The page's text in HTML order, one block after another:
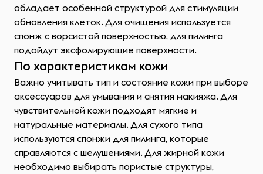
обладает особенной структурой для стимуляции
обновления клеток. Для очищения используется
спонж с ворсистой поверхностью, для пилинга
подойдут эксфолирующие поверхности.
По характеристикам кожи
Важно учитывать тип и состояние кожи при выборе
аксессуаров для умывания и снятия макияжа. Для
чувствительной кожи подходят мягкие и
натуральные материалы. Для сухого типа
используются спонжи для пилинга, которые
справляются с шелушениями. Для жирной кожи
необходимо выбирать пористые структуры,